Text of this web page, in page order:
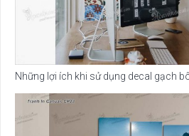
Những lợi ích khi sử dụng decal gạch